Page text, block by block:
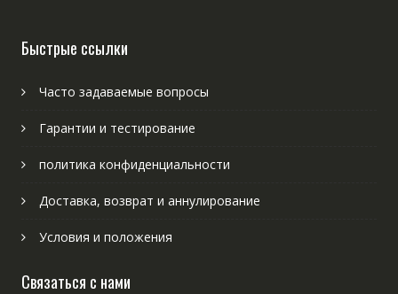
Быстрые ссылки
Часто задаваемые вопросы
Гарантии и тестирование
политика конфиденциальности
Доставка, возврат и аннулирование
Условия и положения
Связаться с нами